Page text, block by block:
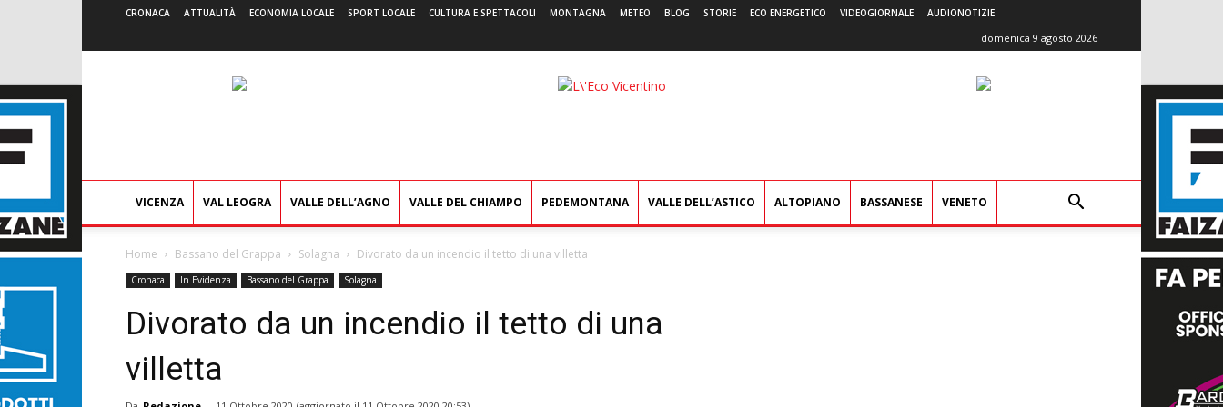
CRONACA ATTUALITÀ ECONOMIA LOCALE SPORT LOCALE CULTURA E SPETTACOLI MONTAGNA METEO BLOG STORIE ECO ENERGETICO VIDEOGIORNALE AUDIONOTIZIE
domenica 9 agosto 2026
L'Eco
VICENZA VAL LEOGRA VALLE DELL’AGNO VALLE DEL CHIAMPO PEDEMONTANA VALLE DELL’ASTICO ALTOPIANO BASSANESE VENETO
Home Bassano del Grappa Solagna Divorato da un incendio il tetto di una villetta
Cronaca In Evidenza Bassano del Grappa Solagna
Divorato da un incendio il tetto di una
villetta